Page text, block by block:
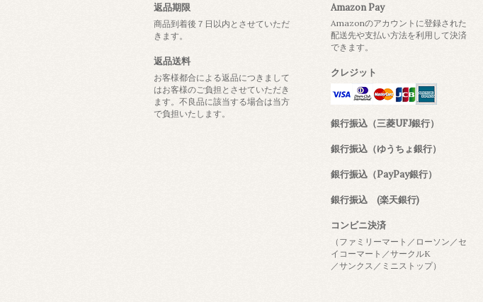
返品期限
商品到着後７日以内とさせていただ
きます。
返品送料
お客様都合による返品につきまして
はお客様のご負担とさせていただき
ます。不良品に該当する場合は当方
で負担いたします。
Amazon Pay
Amazonのアカウントに登録された
配送先や支払い方法を利用して決済
できます。
クレジット
銀行振込（三菱UFJ銀行）
銀行振込（ゆうちょ銀行）
銀行振込（PayPay銀行）
銀行振込 (楽天銀行)
コンビニ決済
（ファミリーマート／ローソン／セ
イコーマート／サークルK
／サンクス／ミニストップ）